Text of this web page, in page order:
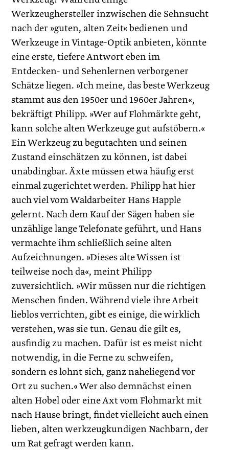
Werkzeughersteller inzwischen die Sehnsucht
nach der »guten, alten Zeit« bedienen und
Werkzeuge in Vintage-Optik anbieten, könnte
eine erste, tiefere Antwort eben im
Entdecken- und Sehenlernen verborgener
Schätze liegen. »Ich meine, das beste Werkzeug
stammt aus den 1950er und 1960er Jahren«,
bekräftigt Philipp. »Wer auf Flohmärkte geht,
kann solche alten Werkzeuge gut aufstöbern.«
Ein Werkzeug zu begutachten und seinen
Zustand einschätzen zu können, ist dabei
unabdingbar. Äxte müssen etwa häufig erst
einmal zugerichtet werden. Philipp hat hier
auch viel vom Waldarbeiter Hans Happle
gelernt. Nach dem Kauf der Sägen ­haben sie
unzählige lange Telefonate geführt, und Hans
vermachte ihm schließlich seine alten
Aufzeichnungen. »Dieses alte Wissen ist
teilweise noch da«, meint Philipp
zuversichtlich. »Wir müssen nur die richtigen
Menschen finden. Während viele ihre Arbeit
lieblos verrichten, gibt es einige, die wirklich
verstehen, was sie tun. Genau die gilt es,
ausfindig zu machen. Dafür ist es meist nicht
notwendig, in die Ferne zu schweifen,
sondern es lohnt sich, ganz naheliegend vor
Ort zu suchen.« Wer also demnächst einen
alten Hobel oder eine Axt vom Flohmarkt mit
nach Hause bringt, findet vielleicht auch einen
lieben, alten werkzeugkundigen Nachbarn, der
um Rat gefragt werden kann.